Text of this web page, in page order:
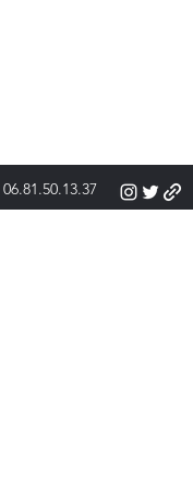
06.81.50.13.37